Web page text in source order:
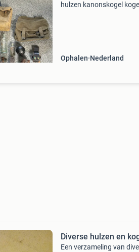
hulzen kanonskogel
Ophalen Nederland
Diverse hulzen en
Een verzameling van